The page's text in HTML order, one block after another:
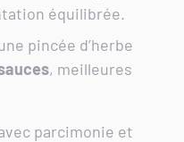
équilibrée.
pincée d’herbe
, meilleures
parcimonie et